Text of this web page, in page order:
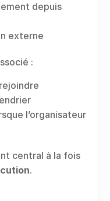
depuis
externe
:
l’organisateur
central à la fois
.